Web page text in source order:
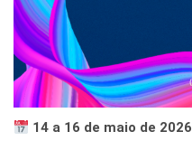
14 a 16 de maio de 2026